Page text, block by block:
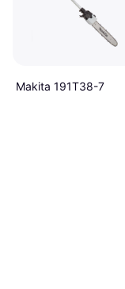
Makita 191T38-7